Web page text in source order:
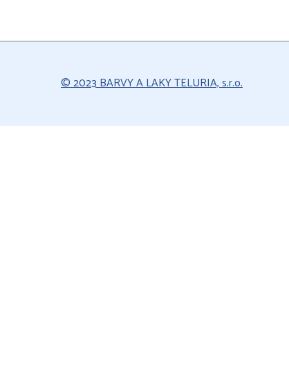
© 2023 BARVY A LAKY TELURIA, s.r.o.